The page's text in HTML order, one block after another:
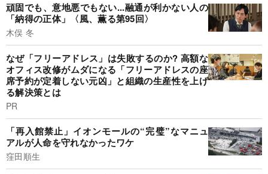
頑固でも、意地悪でもない...融通が利かない人の
「納得の正体」〈風、薫る第95回〉
木俣 冬
なぜ「フリーアドレス」は失敗するのか? 高額な
オフィス改修がムダになる「フリーアドレスの座
席予約が定着しない元凶」と組織の生産性を上げ
る解決策とは
PR
「再入館禁止」イオンモールの“完璧”なマニュ
アルが人命を守れなかったワケ
窪田順生